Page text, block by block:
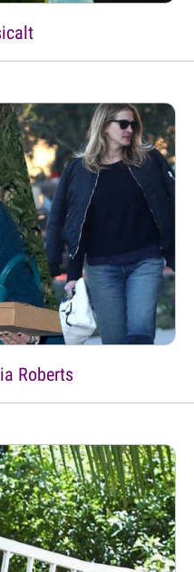
Roberts